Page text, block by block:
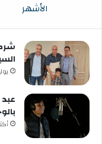
الأشهر
يوليو